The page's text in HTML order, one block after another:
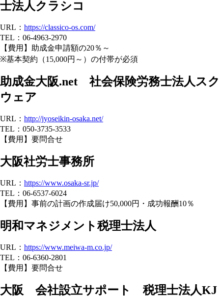
士法人クラシコ
URL： https://classico-os.com/
TEL：06-4963-2970
【費用】助成金申請額の20％～
※基本契約（15,000円～）の付帯が必須
助成金大阪.net 社会保険労務士法人スク
ウェア
URL： http://jyoseikin-osaka.net/
TEL：050-3735-3533
【費用】要問合せ
大阪社労士事務所
URL： https://www.osaka-sr.jp/
TEL：06-6537-6024
【費用】事前の計画の作成届け50,000円・成功報酬10％
明和マネジメント税理士法人
URL： https://www.meiwa-m.co.jp/
TEL：06-6360-2801
【費用】要問合せ
大阪 会社設立サポート 税理士法人KJ